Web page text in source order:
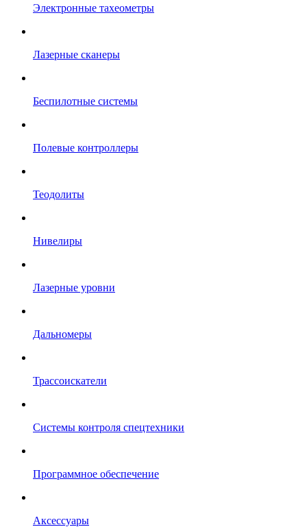
Электронные тахеометры
Лазерные сканеры
Беспилотные системы
Полевые контроллеры
Теодолиты
Нивелиры
Лазерные уровни
Дальномеры
Трассоискатели
Системы контроля спецтехники
Программное обеспечение
Аксессуары